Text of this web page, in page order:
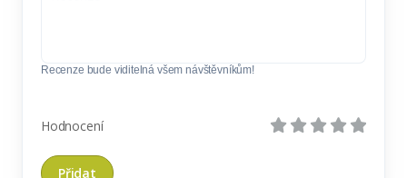
Recenze bude viditelná všem návštěvníkům!
Hodnocení